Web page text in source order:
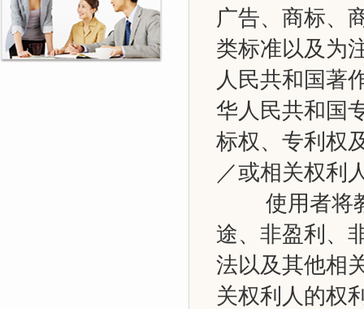
广告、商标、
类标准以及为
人民共和国著
华人民共和国
标权、专利权
／或相关权利
使用者将教
途、非盈利、
法以及其他相
关权利人的权